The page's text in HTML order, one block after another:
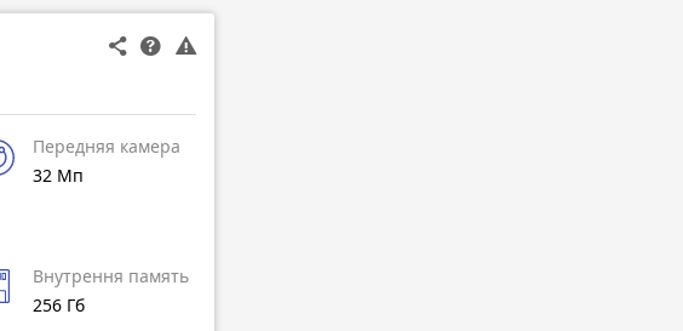
Передняя камера
32 Мп
Внутрення память
256 Гб